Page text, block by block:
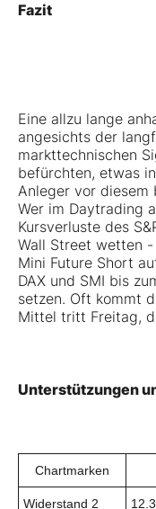
Fazit
Eine allzu lange
angesichts der
markttechnischen
befürchten, etwas
Anleger vor diesem
Wer im Daytrading
Kursverluste des
Wall Street wetten
Mini Future Short
DAX und SMI bis
setzen. Oft kommt
Mittel tritt Freitag,
Unterstützungen
Chartmarken
Widerstand 2